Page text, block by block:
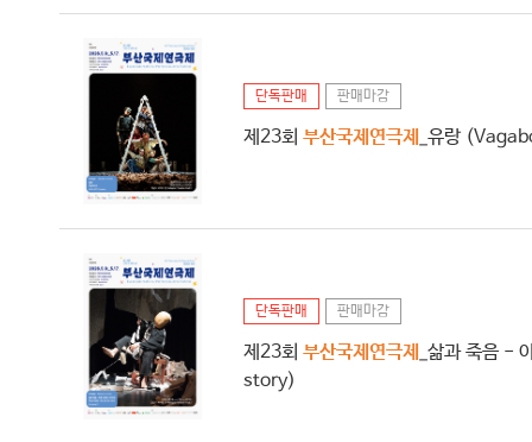
단독판매 판매마감
제23회 부산국제연극제 _유랑
단독판매 판매마감
제23회 부산국제연극제
_삶과 죽음 -
story)